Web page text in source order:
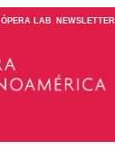
ÓPERA LAB NEWSLETTER